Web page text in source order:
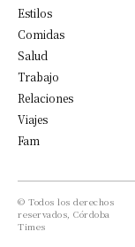
Estilos
Comidas
Salud
Trabajo
Relaciones
Viajes
Fam
© Todos los derechos
reservados, Córdoba
Times